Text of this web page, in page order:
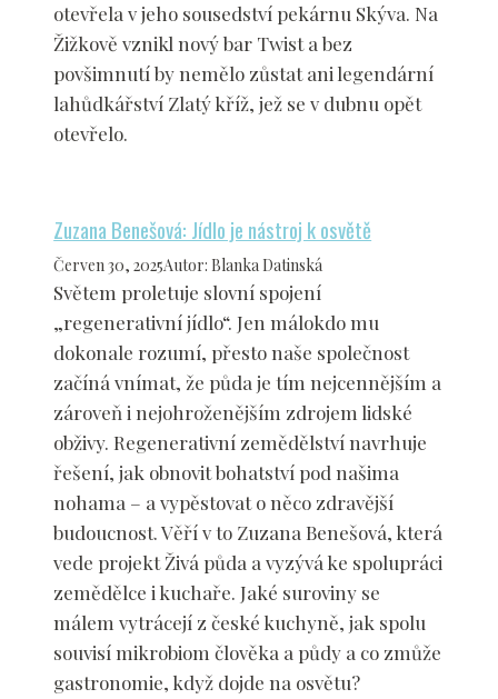
otevřela v jeho sousedství pekárnu Skýva. Na
Žižkově vznikl nový bar Twist a bez
povšimnutí by nemělo zůstat ani legendární
lahůdkářství Zlatý kříž, jež se v dubnu opět
otevřelo.
Zuzana Benešová: Jídlo je nástroj k osvětě
Červen 30, 2025Autor: Blanka Datinská
Světem proletuje slovní spojení
„regenerativní jídlo“. Jen málokdo mu
dokonale rozumí, přesto naše společnost
začíná vnímat, že půda je tím nejcennějším a
zároveň i nejohroženějším zdrojem lidské
obživy. Regenerativní zemědělství navrhuje
řešení, jak obnovit bohatství pod našima
nohama – a vypěstovat o něco zdravější
budoucnost. Věří v to Zuzana Benešová, která
vede projekt Živá půda a vyzývá ke spolupráci
zemědělce i kuchaře. Jaké suroviny se
málem vytrácejí z české kuchyně, jak spolu
souvisí mikrobiom člověka a půdy a co zmůže
gastronomie, když dojde na osvětu?